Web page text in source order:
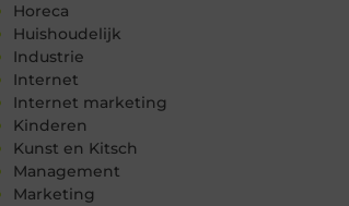
Horeca
Huishoudelijk
Industrie
Internet
Internet marketing
Kinderen
Kunst en Kitsch
Management
Marketing